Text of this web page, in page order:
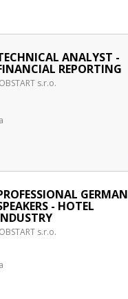
ANALYST -
REPORTING
s.r.o.
GERMAN
- HOTEL
s.r.o.